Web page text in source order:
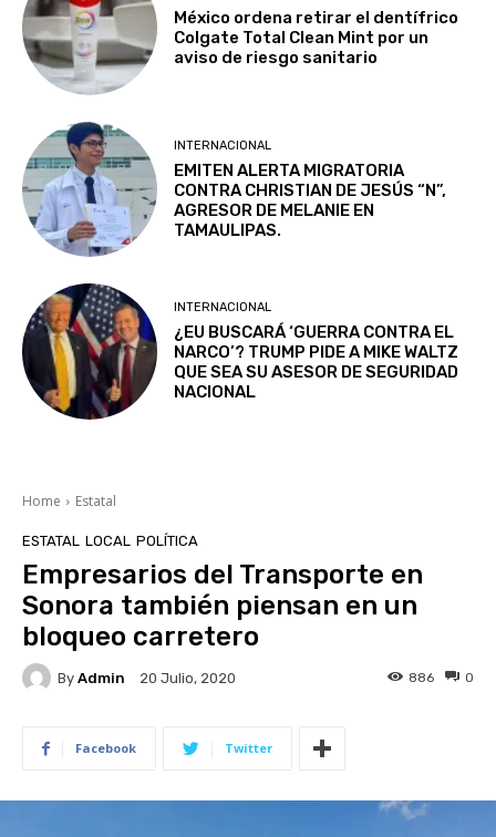
México ordena retirar el dentífrico
Colgate Total Clean Mint por un
aviso de riesgo sanitario
INTERNACIONAL
EMITEN ALERTA MIGRATORIA
CONTRA CHRISTIAN DE JESÚS “N”,
AGRESOR DE MELANIE EN
TAMAULIPAS.
INTERNACIONAL
¿EU BUSCARÁ ‘GUERRA CONTRA EL
NARCO’? TRUMP PIDE A MIKE WALTZ
QUE SEA SU ASESOR DE SEGURIDAD
NACIONAL